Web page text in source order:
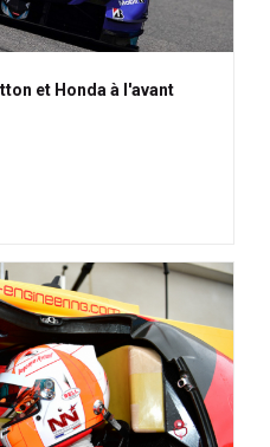
et Honda à l'avant